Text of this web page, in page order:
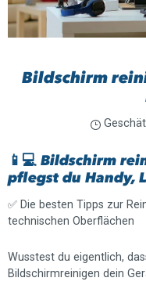
Bildschirm
📱💻 Bildschirm
pflegst du Handy,
✅ Die besten Tipps zur
technischen Oberflächen
Wusstest du eigentlich,
Bildschirmreinigen dein